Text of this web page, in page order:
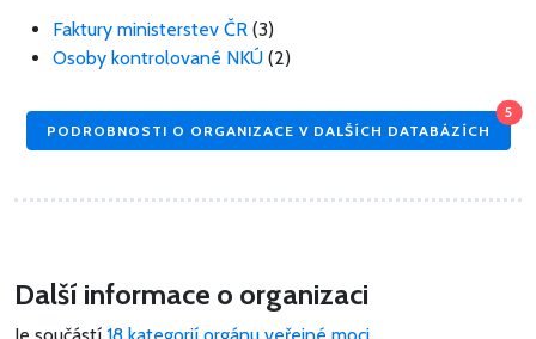
Faktury ministerstev ČR (3)
Osoby kontrolované NKÚ (2)
PODROBNOSTI O ORGANIZACE V DALŠÍCH DATABÁZÍCH
5
Další informace o organizaci